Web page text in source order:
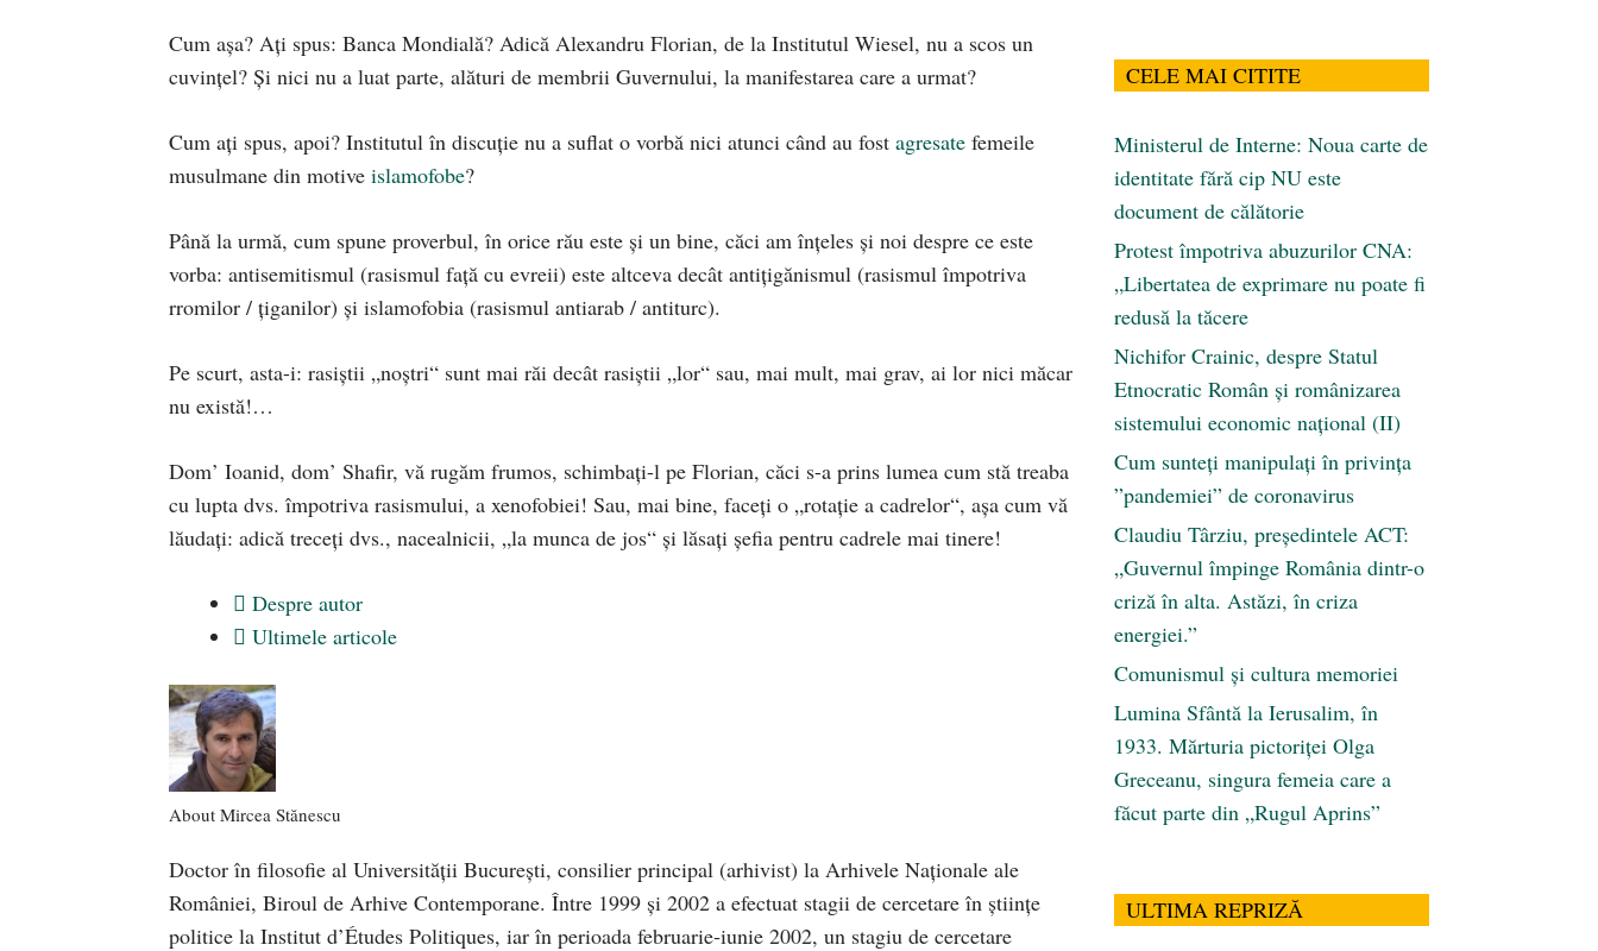
Cum așa? Ați spus: Banca Mondială? Adică Alexandru Florian, de la Institutul Wiesel, nu a scos un
cuvințel? Și nici nu a luat parte, alături de membrii Guvernului, la manifestarea care a urmat?
Cum ați spus, apoi? Institutul în discuție nu a suflat o vorbă nici atunci când au fost agresate femeile
musulmane din motive islamofobe?
Până la urmă, cum spune proverbul, în orice rău este și un bine, căci am înțeles și noi despre ce este
vorba: antisemitismul (rasismul față cu evreii) este altceva decât antițigănismul (rasismul împotriva
rromilor / țiganilor) și islamofobia (rasismul antiarab / antiturc).
Pe scurt, asta-i: rasiștii „noștri“ sunt mai răi decât rasiștii „lor“ sau, mai mult, mai grav, ai lor nici măcar
nu există!…
Dom’ Ioanid, dom’ Shafir, vă rugăm frumos, schimbați-l pe Florian, căci s-a prins lumea cum stă treaba
cu lupta dvs. împotriva rasismului, a xenofobiei! Sau, mai bine, faceți o „rotație a cadrelor“, așa cum vă
lăudați: adică treceți dvs., nacealnicii, „la munca de jos“ și lăsați șefia pentru cadrele mai tinere!
Despre autor
Ultimele articole
About Mircea Stănescu
Doctor în filosofie al Universității București, consilier principal (arhivist) la Arhivele Naționale ale
României, Biroul de Arhive Contemporane. Între 1999 și 2002 a efectuat stagii de cercetare în științe
politice la Institut d’Études Politiques, iar în perioada februarie‑iunie 2002, un stagiu de cercetare
CELE MAI CITITE
Ministerul de Interne: Noua carte de
identitate fără cip NU este
document de călătorie
Protest împotriva abuzurilor CNA:
„Libertatea de exprimare nu poate fi
redusă la tăcere
Nichifor Crainic, despre Statul
Etnocratic Român şi românizarea
sistemului economic naţional (II)
Cum sunteți manipulați în privința
”pandemiei” de coronavirus
Claudiu Târziu, președintele ACT:
„Guvernul împinge România dintr-o
criză în alta. Astăzi, în criza
energiei.”
Comunismul şi cultura memoriei
Lumina Sfântă la Ierusalim, în
1933. Mărturia pictoriței Olga
Greceanu, singura femeia care a
făcut parte din „Rugul Aprins”
ULTIMA REPRIZĂ